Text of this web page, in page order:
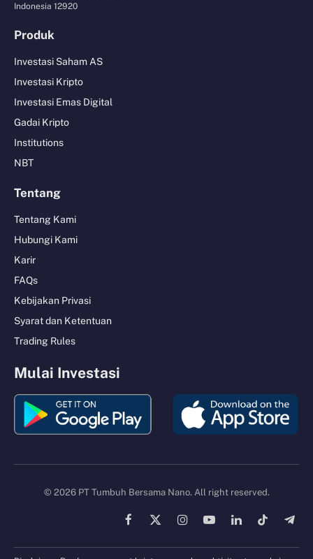
Indonesia 12920
Produk
Investasi Saham AS
Investasi Kripto
Investasi Emas Digital
Gadai Kripto
Institutions
NBT
Tentang
Tentang Kami
Hubungi Kami
Karir
FAQs
Kebijakan Privasi
Syarat dan Ketentuan
Trading Rules
Mulai Investasi
© 2026 PT Tumbuh Bersama Nano. All right reserved.
Facebook
X
InstagramYouTubeLinkedInTikTok